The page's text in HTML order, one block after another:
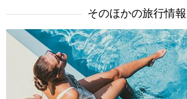
そのほかの旅行情報